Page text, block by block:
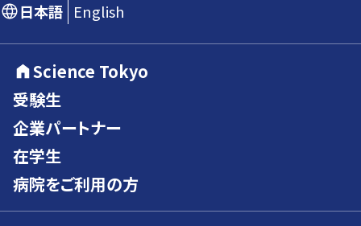
日本語 English
Science Tokyo
受験生
企業パートナー
在学生
病院をご利用の方